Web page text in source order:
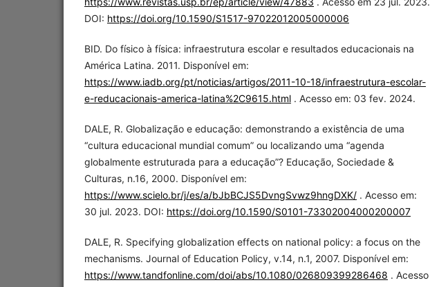
DOI: https://doi.org/10.1590/S1517-97022012005000006
BID. Do físico à física: infraestrutura escolar e resultados educacionais na
América Latina. 2011. Disponível em:
https://www.iadb.org/pt/noticias/artigos/2011-10-18/infraestrutura-escolar-
e-reducacionais-america-latina%2C9615.html . Acesso em: 03 fev. 2024.
DALE, R. Globalização e educação: demonstrando a existência de uma
“cultura educacional mundial comum” ou localizando uma “agenda
globalmente estruturada para a educação”? Educação, Sociedade &
Culturas, n.16, 2000. Disponível em:
https://www.scielo.br/j/es/a/bJbBCJS5DvngSvwz9hngDXK/ . Acesso em:
30 jul. 2023. DOI: https://doi.org/10.1590/S0101-73302004000200007
DALE, R. Specifying globalization effects on national policy: a focus on the
mechanisms. Journal of Education Policy, v.14, n.1, 2007. Disponível em:
https://www.tandfonline.com/doi/abs/10.1080/026809399286468 . Acesso